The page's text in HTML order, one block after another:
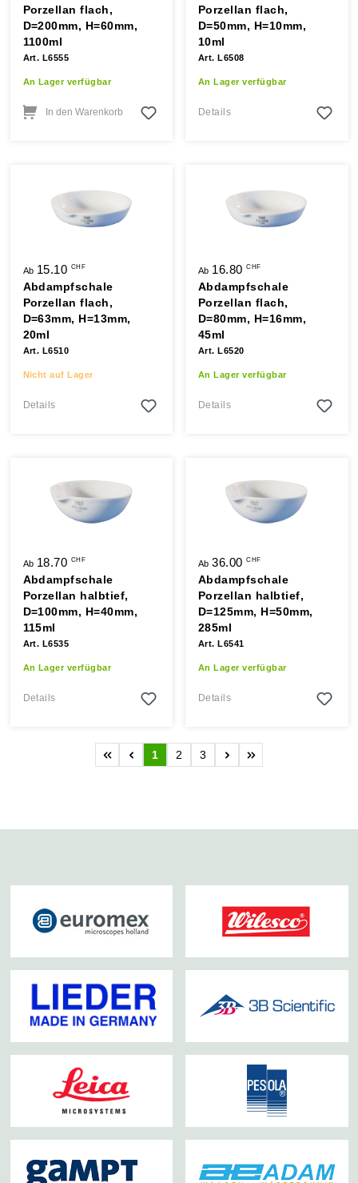
Porzellan flach,
D=200mm, H=60mm,
1100ml
Art. L6555
An Lager verfügbar
In den Warenkorb
Porzellan flach,
D=50mm, H=10mm,
10ml
Art. L6508
An Lager verfügbar
Details
Ab 15.10 CHF
Abdampfschale
Porzellan flach,
D=63mm, H=13mm,
20ml
Art. L6510
Nicht auf Lager
Details
Ab 16.80CHF
Abdampfschale
Porzellan flach,
D=80mm, H=16mm,
45ml
Art. L6520
An Lager verfügbar
Details
Ab 18.70 CHF
Abdampfschale
Porzellan halbtief,
D=100mm, H=40mm,
115ml
Art. L6535
An Lager verfügbar
Details
Ab36.00CHF
Abdampfschale
Porzellan halbtief,
D=125mm, H=50mm,
285ml
Art. L6541
An Lager verfügbar
Details
Seite
1 Seite
2 Seite
3